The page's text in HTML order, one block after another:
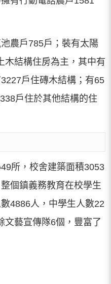
農戶785戶；裝有太陽
木結構住房為主，其中有
戶住磚木結構；有65
戶住於其他結構的住
所，校舍建築面積3053
個鎮義務教育在校學生
4886人，中學生人數22
文藝宣傳隊6個，豐富了